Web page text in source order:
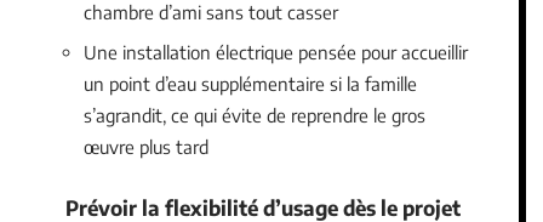
chambre d’ami sans tout casser
Une installation électrique pensée pour accueillir
un point d’eau supplémentaire si la famille
s’agrandit, ce qui évite de reprendre le gros
œuvre plus tard
Prévoir la flexibilité d’usage dès le projet